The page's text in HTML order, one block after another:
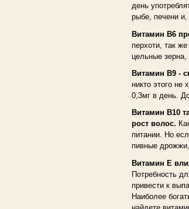
день
рыбе, печени и,
Витамин В6
перхоти, так
цельные зерна,
Витамин В9 -
никто этого не
0,3мг в день.
Витамин В10
рост волос.
питании. Но
пивные
Витамин Е
Потребность
привести к
Наиболее